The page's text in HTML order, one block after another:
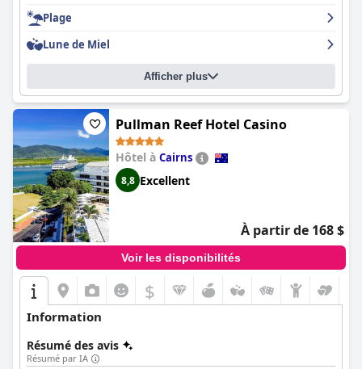
agréable et suffisant, tandis que le dîner propose des plats
délicieux, bien que certains clients aient trouvé les prix un peu
trop élevés. Le complexe est adapté aux familles et convient
parfaitement à une destination de lune de miel. Dans
Coral Sea Resortest un choix parfait pour des
vacances relaxantes avec une touche de luxe.
Plage
Lune de Miel
Afficher plus
Pullman Reef Hotel Casino
Hôtel à Cairns
8,8 Excellent
À partir de 168 $
Voir les disponibilités
$
Information
Résumé des avis
Résumé par IA